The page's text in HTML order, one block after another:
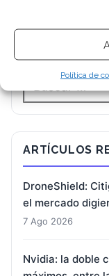
Política de
ARTÍCULOS
DroneShield:
el mercado
7 Ago 2026
Nvidia: la doble